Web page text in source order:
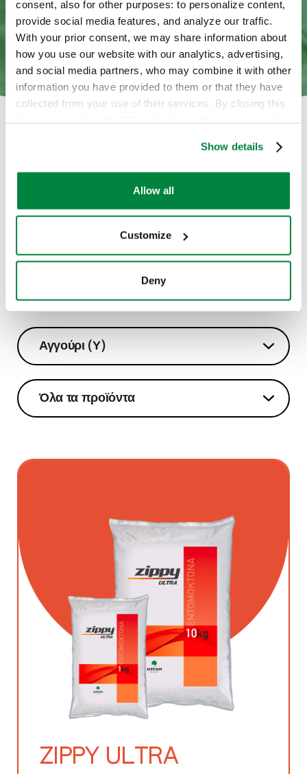
consent, also for other purposes: to personalize content,
provide social media features, and analyze our traffic.
With your prior consent, we may share information about
how you use our website with our analytics, advertising,
and social media partners, who may combine it with other
information you have provided to them or that they have
collected from your use of their services. By closing this
cookies or other strictly necessary tracking tools. For
more information, to manage your preferences, or to
exercise your rights under applicable privacy laws,
Show details
Allow all
Customize
Deny
Οι λύσεις μας
Ανακαλύψτε τον ευρύ κατάλογο λύσεων μας για το Αγγούρι (Υ)
Αγγούρι (Υ)
Όλα τα προϊόντα
UMOSTART SUPER ZN
ABYSS PRO
AQUADEMAYO
BLACKROCK
ZIPPY ULTRA